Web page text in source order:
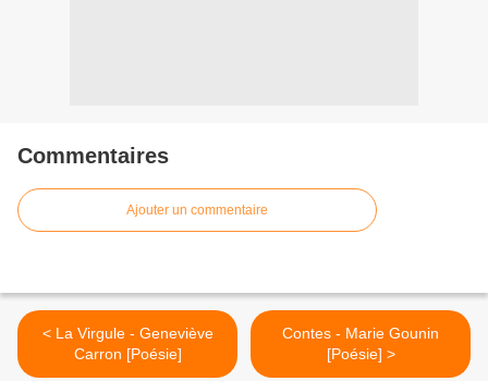
Commentaires
Ajouter un commentaire
< La Virgule - Geneviève
Carron [Poésie]
Contes - Marie Gounin
[Poésie] >